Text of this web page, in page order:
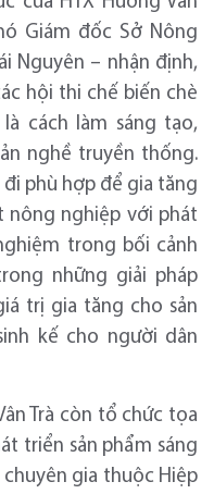
Giám đốc Sở Nông
Nguyên – nhận định,
hội thi chế biến chè
cách làm sáng tạo,
nghề truyền thống.
phù hợp để gia tăng
nông nghiệp với phát
trong bối cảnh
những giải pháp
trị gia tăng cho sản
kế cho người dân
Trà còn tổ chức tọa
triển sản phẩm sáng
chuyên gia thuộc Hiệp